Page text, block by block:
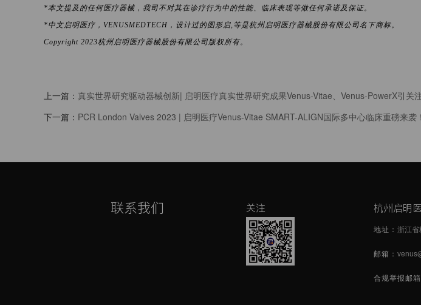
*本文提及的任何医疗器械，我司不对其在诊疗行为中的性能、临床表现等做任何承诺及保证。
*中文启明医疗，VENUSMEDTECH，设计过的图形启,等是杭州启明医疗器械股份有限公司名下商标。
Copyright 2023杭州启明医疗器械股份有限公司版权所有。
上一篇： 真实世界研究驱动器械创新| 启明医疗真实世界研究成果Venus-Vitae、Venus-PowerX引关
下一篇： PCR London Valves 2023 | 启明医疗Venus-Vitae SMART-ALIGN国际多中心临床重磅来袭！
联系我们 关注 杭州启明
地址： 浙江
邮箱：
合规举报邮箱